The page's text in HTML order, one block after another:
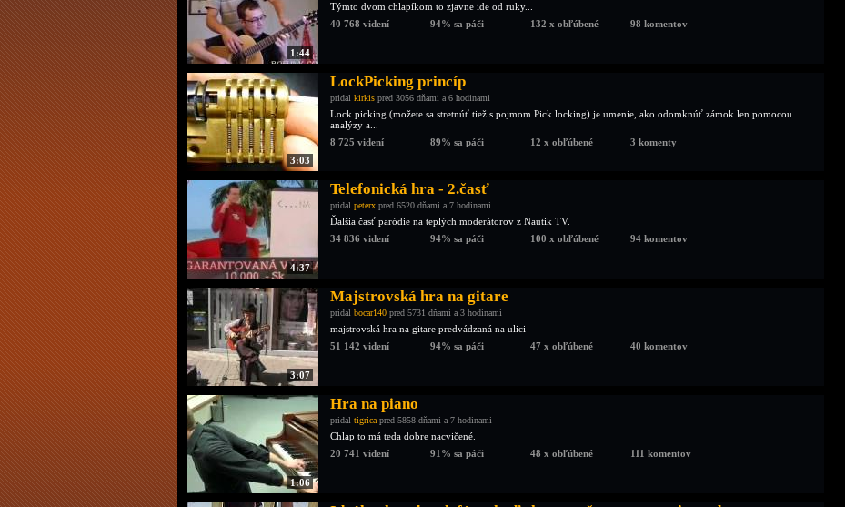
1:44
Týmto dvom chlapíkom to zjavne ide od ruky...
40 768 videní
94% sa páči 132 x obľúbené 98 komentov
3:03
LockPicking princíp
pridal kirkis pred 3056 dňami a 6 hodinami
Lock picking (možete sa stretnúť tiež s pojmom Pick locking) je umenie, ako odomknúť zámok len pomocou
analýzy a...
8 725 videní
89% sa páči 12 x obľúbené 3 komenty
4:37
Telefonická hra - 2.časť
pridal peterx pred 6520 dňami a 7 hodinami
Ďalšia časť paródie na teplých moderátorov z Nautik TV.
34 836 videní
94% sa páči 100 x obľúbené 94 komentov
3:07
Majstrovská hra na gitare
pridal bocar140 pred 5731 dňami a 3 hodinami
majstrovská hra na gitare predvádzaná na ulici
51 142 videní
94% sa páči 47 x obľúbené 40 komentov
1:06
Hra na piano
pridal tigrica pred 5858 dňami a 7 hodinami
Chlap to má teda dobre nacvičené.
20 741 videní
91% sa páči 48 x obľúbené 111 komentov